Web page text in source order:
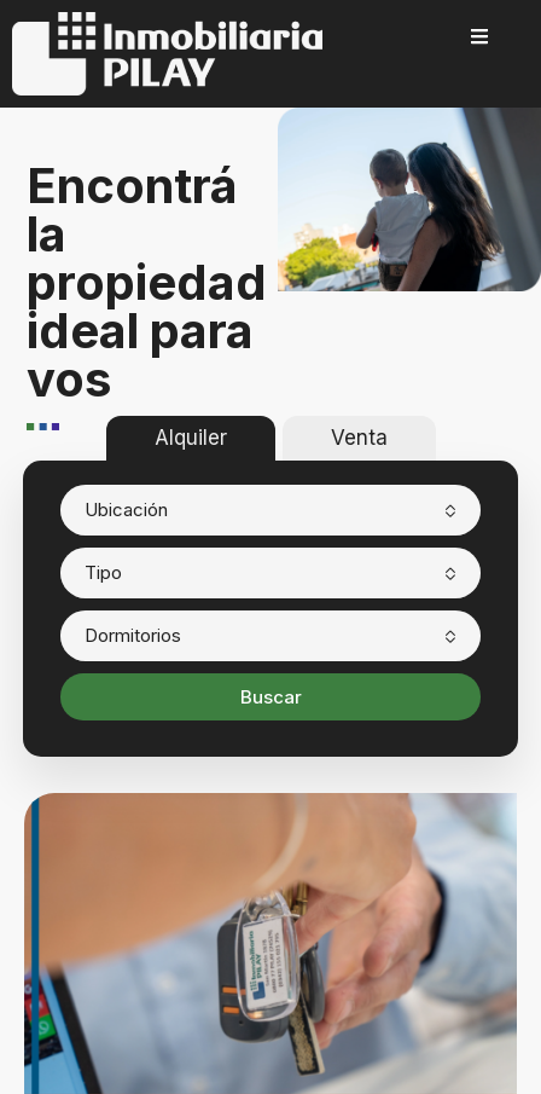
Encontrá
la
propiedad
ideal para
vos
Alquiler Venta
Ubicación
Tipo
Dormitorios
Buscar